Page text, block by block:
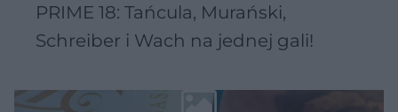
PRIME 18: Tańcula, Murański,
Schreiber i Wach na jednej gali!